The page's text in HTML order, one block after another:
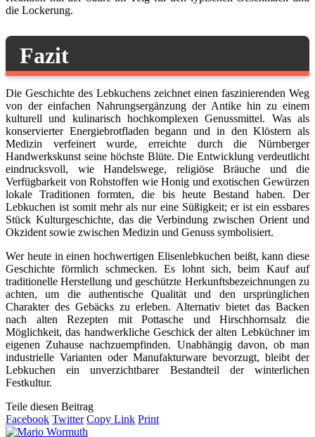
die Lockerung.
Fazit
Die Geschichte des Lebkuchens zeichnet einen faszinierenden Weg
von der einfachen Nahrungsergänzung der Antike hin zu einem
kulturell und kulinarisch hochkomplexen Genussmittel. Was als
konservierter Energiebrotfladen begann und in den Klöstern als
Medizin verfeinert wurde, erreichte durch die Nürnberger
Handwerkskunst seine höchste Blüte. Die Entwicklung verdeutlicht
eindrucksvoll, wie Handelswege, religiöse Bräuche und die
Verfügbarkeit von Rohstoffen wie Honig und exotischen Gewürzen
lokale Traditionen formten, die bis heute Bestand haben. Der
Lebkuchen ist somit mehr als nur eine Süßigkeit; er ist ein essbares
Stück Kulturgeschichte, das die Verbindung zwischen Orient und
Okzident sowie zwischen Medizin und Genuss symbolisiert.
Wer heute in einen hochwertigen Elisenlebkuchen beißt, kann diese
Geschichte förmlich schmecken. Es lohnt sich, beim Kauf auf
traditionelle Herstellung und geschützte Herkunftsbezeichnungen zu
achten, um die authentische Qualität und den ursprünglichen
Charakter des Gebäcks zu erleben. Alternativ bietet das Backen
nach alten Rezepten mit Pottasche und Hirschhornsalz die
Möglichkeit, das handwerkliche Geschick der alten Lebküchner im
eigenen Zuhause nachzuempfinden. Unabhängig davon, ob man
industrielle Varianten oder Manufakturware bevorzugt, bleibt der
Lebkuchen ein unverzichtbarer Bestandteil der winterlichen
Festkultur.
Teile diesen Beitrag
Facebook Twitter Copy Link Print